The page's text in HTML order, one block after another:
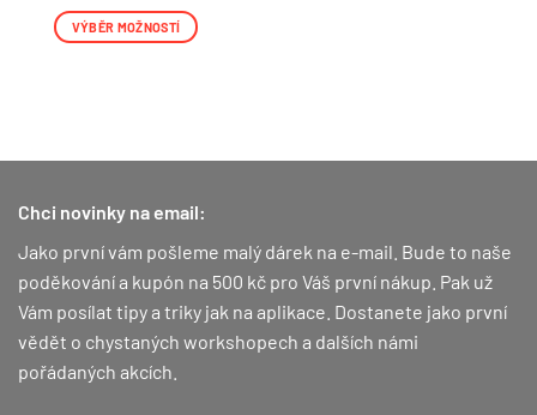
VÝBĚR MOŽNOSTÍ
lze
na
stránce
produktu
Chci novinky na email:
Jako první vám pošleme malý dárek na e-mail. Bude to naše
poděkování a kupón na 500 kč pro Váš první nákup. Pak už
Vám posílat tipy a triky jak na aplikace. Dostanete jako první
vědět o chystaných workshopech a dalších námi
pořádaných akcích.